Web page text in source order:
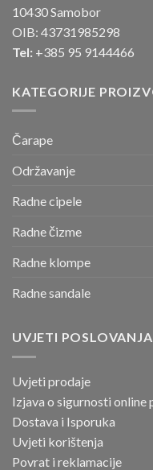
10430 Samobor
OIB: 43731985298
Tel: +385 95 9144466
KATEGORIJE
Čarape
Održavanje
Radne cipele
Radne čizme
Radne klompe
Radne sandale
UVJETI POSLOVANJA
Uvjeti prodaje
Izjava o sigurnosti online
Dostava i Isporuka
Uvjeti korištenja
Povrat i reklamacije